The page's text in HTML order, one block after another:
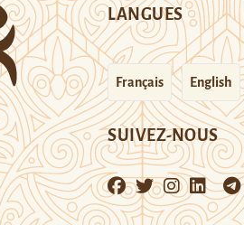
LANGUES
Français English
SUIVEZ-NOUS